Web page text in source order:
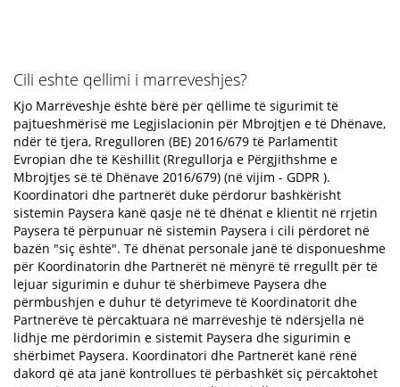
Cili eshte qellimi i marreveshjes?
Kjo Marrëveshje është bërë për qëllime të sigurimit të
pajtueshmërisë me Legjislacionin për Mbrojtjen e të Dhënave,
ndër të tjera, Rregulloren (BE) 2016/679 të Parlamentit
Evropian dhe të Këshillit (Rregullorja e Përgjithshme e
Mbrojtjes së të Dhënave 2016/679) (në vijim - GDPR ).
Koordinatori dhe partnerët duke përdorur bashkërisht
sistemin Paysera kanë qasje në të dhënat e klientit në rrjetin
Paysera të përpunuar në sistemin Paysera i cili përdoret në
bazën "siç është". Të dhënat personale janë të disponueshme
për Koordinatorin dhe Partnerët në mënyrë të rregullt për të
lejuar sigurimin e duhur të shërbimeve Paysera dhe
përmbushjen e duhur të detyrimeve të Koordinatorit dhe
Partnerëve të përcaktuara në marrëveshje të ndërsjella në
lidhje me përdorimin e sistemit Paysera dhe sigurimin e
shërbimet Paysera. Koordinatori dhe Partnerët kanë rënë
dakord që ata janë kontrollues të përbashkët siç përcaktohet